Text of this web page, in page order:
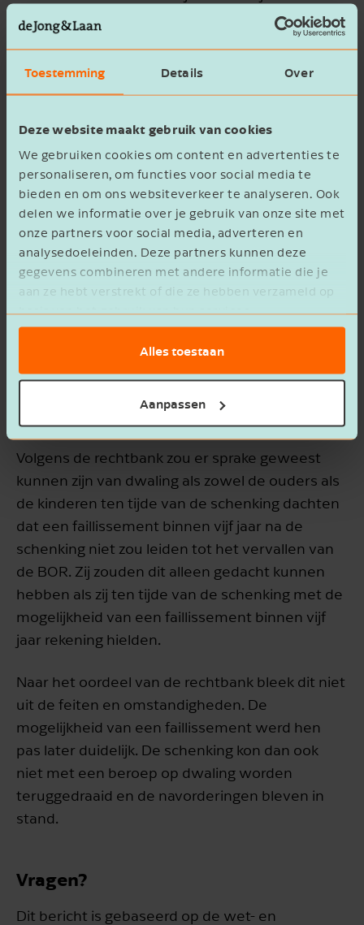
Toestemming Details Over
Deze website maakt gebruik van cookies
We gebruiken cookies om content en advertenties te
personaliseren, om functies voor social media te
bieden en om ons websiteverkeer te analyseren. Ook
delen we informatie over je gebruik van onze site met
onze partners voor social media, adverteren en
analysedoeleinden. Deze partners kunnen deze
gegevens combineren met andere informatie die je
aan ze hebt verstrekt of die ze hebben verzameld op
basis van het gebruik van hun services.
Alles toestaan
Aanpassen
Dwaling?
Belanghebbenden probeerden de
geschonken aandelen voor niets aan hun
moeder terug te leveren met een beroep op
dwaling. Ze stelden dat ze op het moment van
schenking niet wisten dat bij faillissement
binnen vijf jaar de BOR zou komen te vervallen.
Als ze dat hadden geweten, hadden ze de
schenking nooit aanvaard. Ook hun adviseur had
dit niet geweten. Ze stelden daarom dat de
vanwege dwaling.
Wanneer dwaling?
Volgens de rechtbank zou er sprake geweest
kunnen zijn van dwaling als zowel de ouders als
de kinderen ten tijde van de schenking dachten
dat een faillissement binnen vijf jaar na de
schenking niet zou leiden tot het vervallen van
de BOR. Zij zouden dit alleen gedacht kunnen
hebben als zij ten tijde van de schenking met de
mogelijkheid van een faillissement binnen vijf
jaar rekening hielden.
Naar het oordeel van de rechtbank bleek dit niet
uit de feiten en omstandigheden. De
mogelijkheid van een faillissement werd hen
pas later duidelijk. De schenking kon dan ook
niet met een beroep op dwaling worden
teruggedraaid en de navorderingen bleven in
stand.
Vragen?
Dit bericht is gebaseerd op de wet- en